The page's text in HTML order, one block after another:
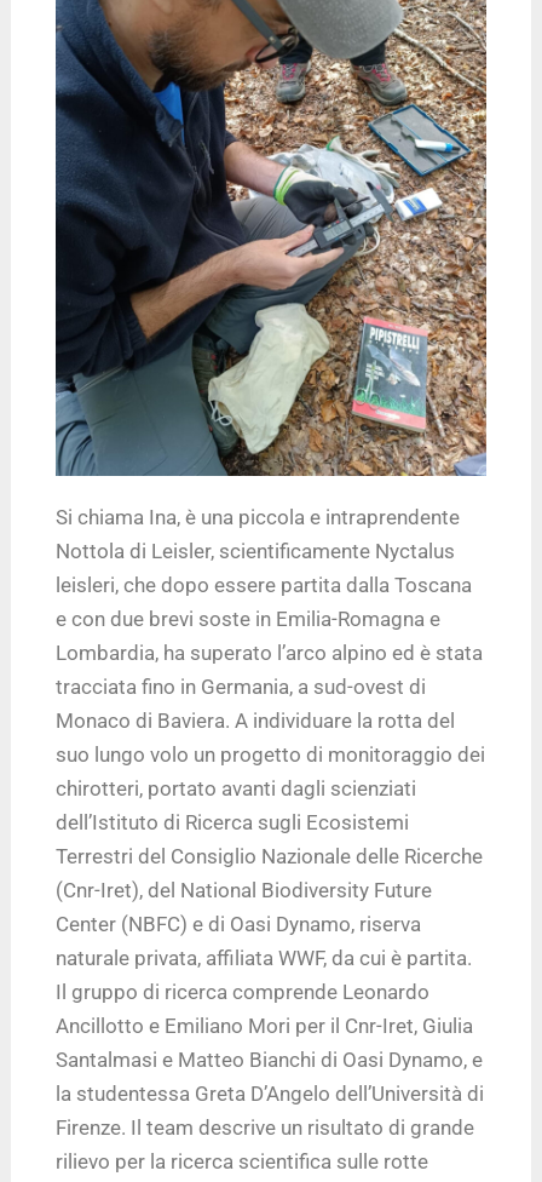
Si chiama Ina, è una piccola e intraprendente
Nottola di Leisler, scientificamente Nyctalus
leisleri, che dopo essere partita dalla Toscana
e con due brevi soste in Emilia-Romagna e
Lombardia, ha superato l’arco alpino ed è stata
tracciata fino in Germania, a sud-ovest di
Monaco di Baviera. A individuare la rotta del
suo lungo volo un progetto di monitoraggio dei
chirotteri, portato avanti dagli scienziati
dell’Istituto di Ricerca sugli Ecosistemi
Terrestri del Consiglio Nazionale delle Ricerche
(Cnr-Iret), del National Biodiversity Future
Center (NBFC) e di Oasi Dynamo, riserva
naturale privata, affiliata WWF, da cui è partita.
Il gruppo di ricerca comprende Leonardo
Ancillotto e Emiliano Mori per il Cnr-Iret, Giulia
Santalmasi e Matteo Bianchi di Oasi Dynamo, e
la studentessa Greta D’Angelo dell’Università di
Firenze. Il team descrive un risultato di grande
rilievo per la ricerca scientifica sulle rotte